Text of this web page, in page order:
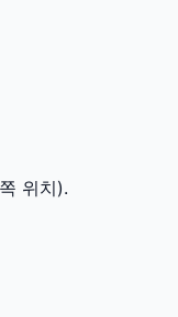
위치).